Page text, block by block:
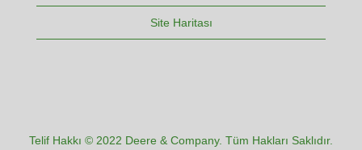
Site Haritası
Telif Hakkı © 2022 Deere & Company. Tüm Hakları Saklıdır.